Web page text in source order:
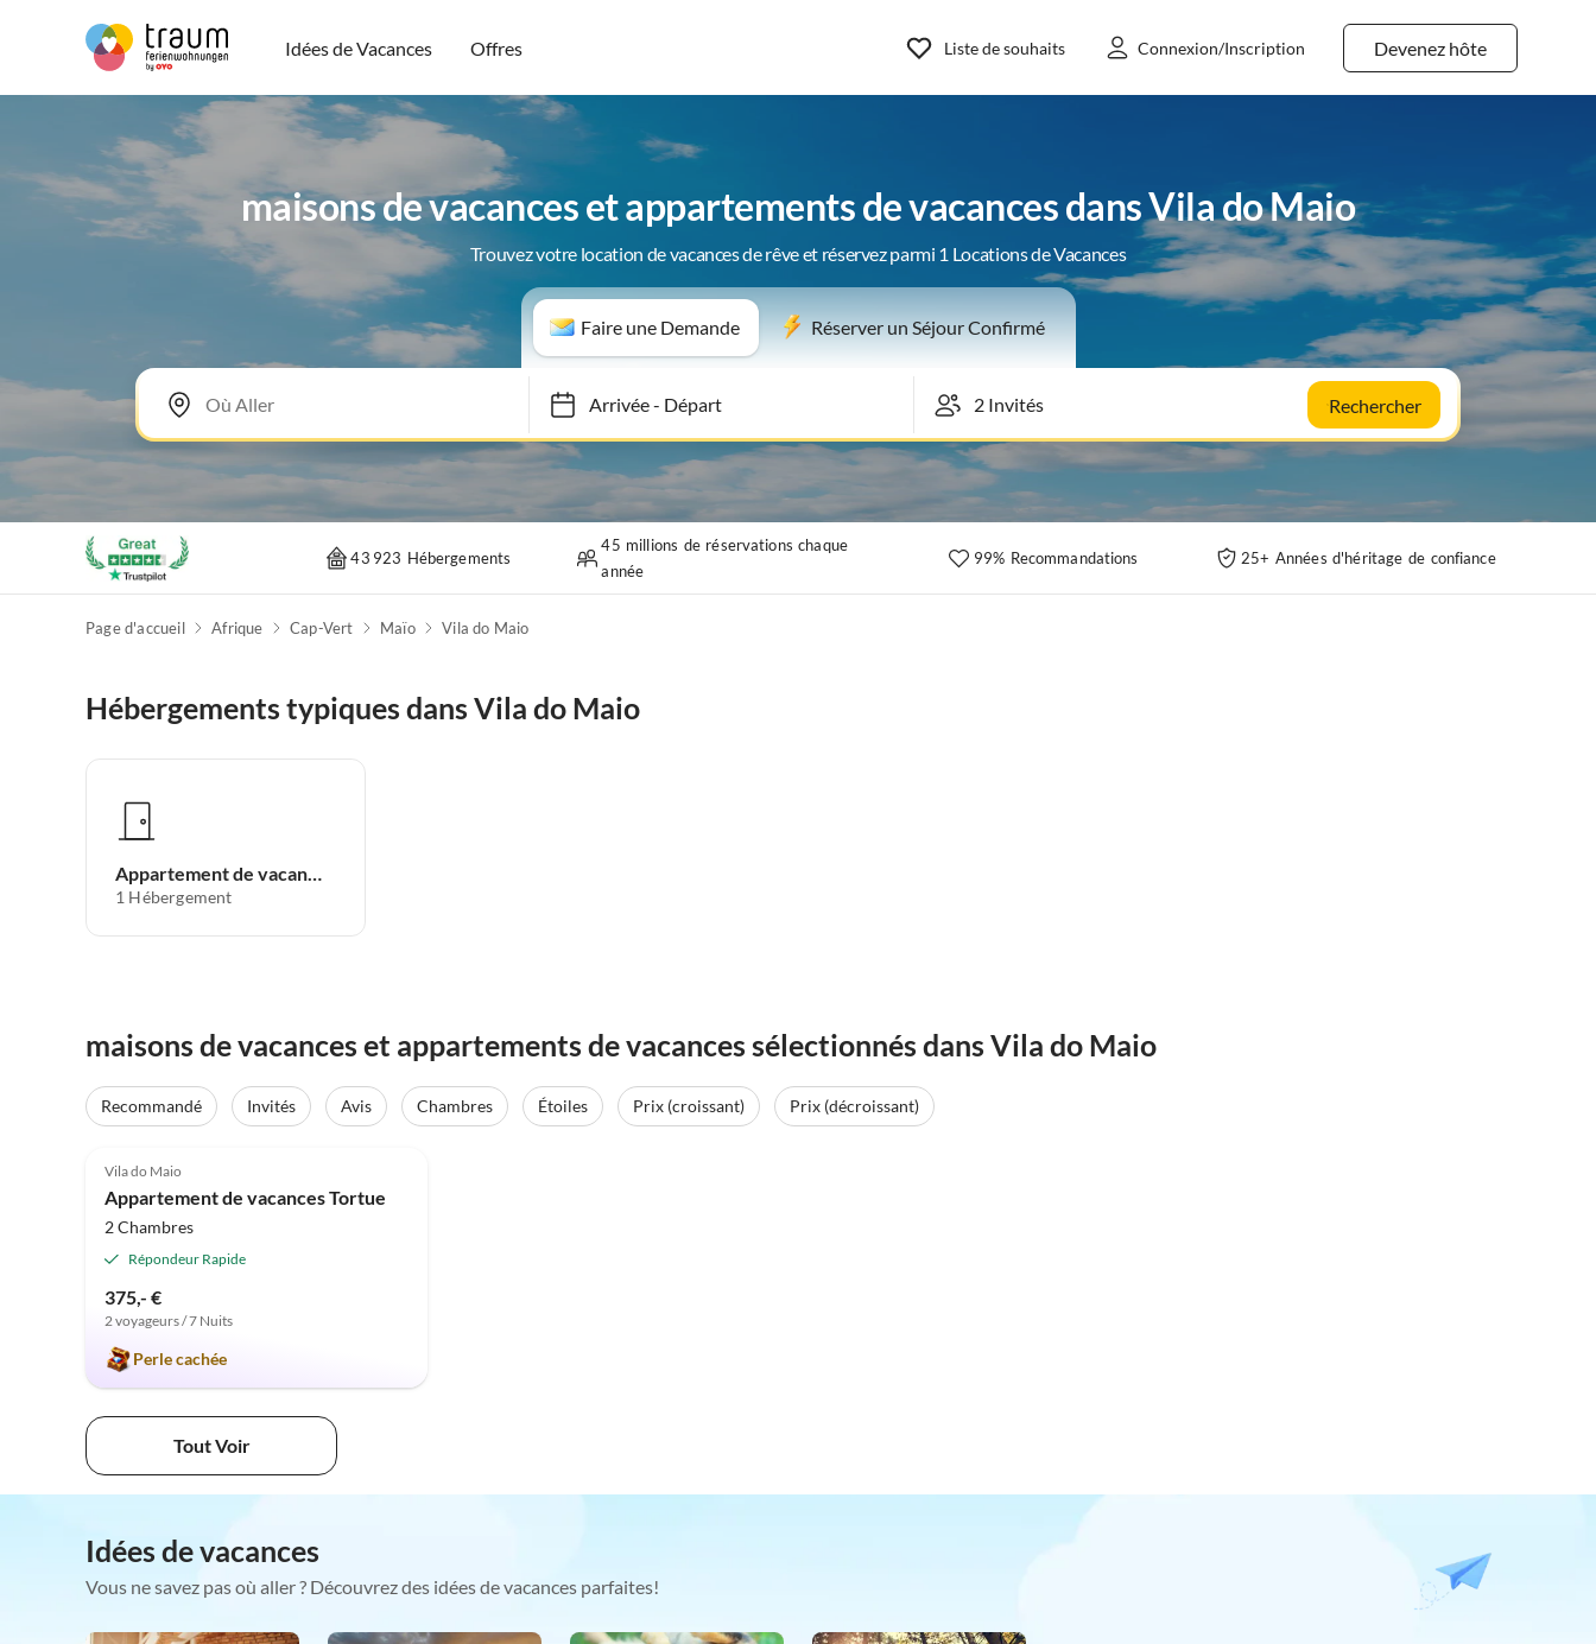
Idées de Vacances Offres Devenez hôte
Liste de souhaits Connexion/Inscription
maisons de vacances et appartements de vacances dans Vila do Maio
Trouvez votre location de vacances de rêve et réservez parmi 1 Locations de Vacances
Faire une Demande Réserver un Séjour Confirmé
Arrivée-Départ Rechercher
43 923 Hébergements
45 millions de réservations chaque
année
99% Recommandations 25+ Années d'héritage de confiance
Page d'accueil Afrique Cap-Vert Maïo Vila do Maio
Hébergements typiques dans Vila do Maio
Appartement de vacances
1 Hébergement
maisons de vacances et appartements de vacances sélectionnés dans Vila do Maio
Recommandé Invités Avis Chambres Étoiles Prix (croissant)
Prix (décroissant)
Vila do Maio
Appartement de vacances Tortue
2 Chambres
Répondeur Rapide
375,- €
2 voyageurs / 7 Nuits
Perle cachée
Tout Voir
Idées de vacances
Vous ne savez pas où aller ? Découvrez des idées de vacances parfaites!